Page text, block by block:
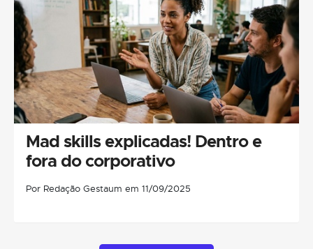
Mad skills explicadas! Dentro e
fora do corporativo
Por Redação Gestaum em 11/09/2025